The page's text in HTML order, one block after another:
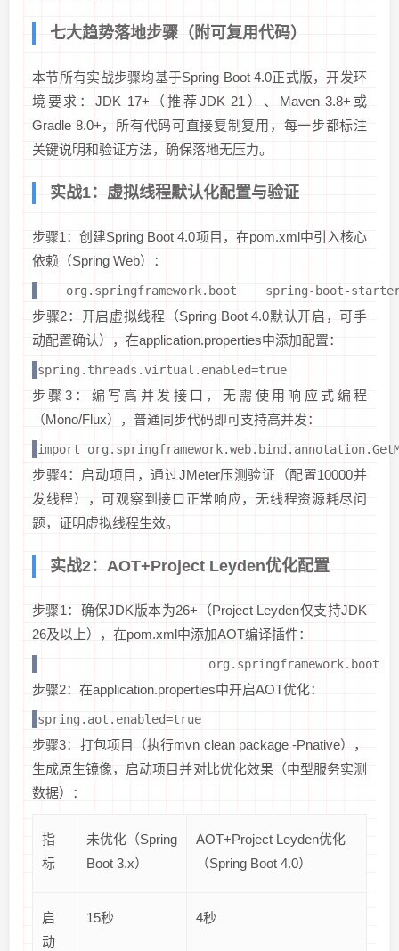
七大趋势落地步骤（附可复用代码）
本节所有实战步骤均基于Spring Boot 4.0正式版，开发环
境要求：JDK 17+（推荐JDK 21）、Maven 3.8+或
Gradle 8.0+，所有代码可直接复制复用，每一步都标注
关键说明和验证方法，确保落地无压力。
实战1：虚拟线程默认化配置与验证
步骤1：创建Spring Boot 4.0项目，在pom.xml中引入核心
依赖（Spring Web）：
org.springframework.boot spring-boot-
步骤2：开启虚拟线程（Spring Boot 4.0默认开启，可手
动配置确认），在application.properties中添加配置：
spring.threads.virtual.enabled=true
步骤3：编写高并发接口，无需使用响应式编程
（Mono/Flux），普通同步代码即可支持高并发：
import
步骤4：启动项目，通过JMeter压测验证（配置10000并
发线程），可观察到接口正常响应，无线程资源耗尽问
题，证明虚拟线程生效。
实战2：AOT+Project Leyden优化配置
步骤1：确保JDK版本为26+（Project Leyden仅支持JDK
26及以上），在pom.xml中添加AOT编译插件：
org.springframework.boot
步骤2：在application.properties中开启AOT优化：
spring.aot.enabled=true
步骤3：打包项目（执行mvn clean package -Pnative），
生成原生镜像，启动项目并对比优化效果（中型服务实测
数据）：
指
标
未优化（Spring
Boot 3.x）
AOT+Project Leyden优化
（Spring Boot 4.0）
启
动
15秒 4秒